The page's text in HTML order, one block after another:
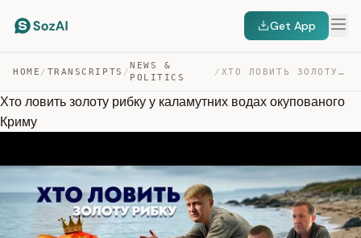
Get App
HOME / TRANSCRIPTS /
NEWS &
POLITICS
/ ХТО ЛОВИТЬ ЗОЛОТУ РИБКУ У КАЛАМУТНИХ ВОДАХ ОКУПОВАНОГО … — TRANSCRIPT
Хто ловить золоту рибку у каламутних водах окупованого
Криму